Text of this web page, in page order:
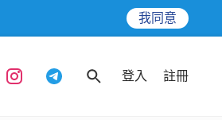
我同意
登入 註冊